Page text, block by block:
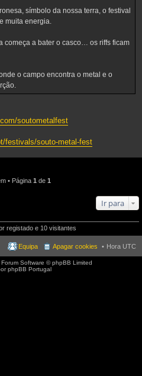
símbolo da nossa terra, o festival
muita energia.
começa a bater o casco… os riffs ficam
o campo encontra o metal e o
soutometalfest
festivals/souto-metal-fest
• Página 1 de 1
Ir para
registado e 10 visitantes
Hora UTC
Apagar cookies
Equipa
Software © phpBB Limited
phpBB Portugal